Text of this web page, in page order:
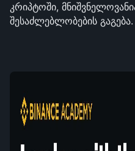
კრიპტოში,
შესაძლებლობების გაგება.